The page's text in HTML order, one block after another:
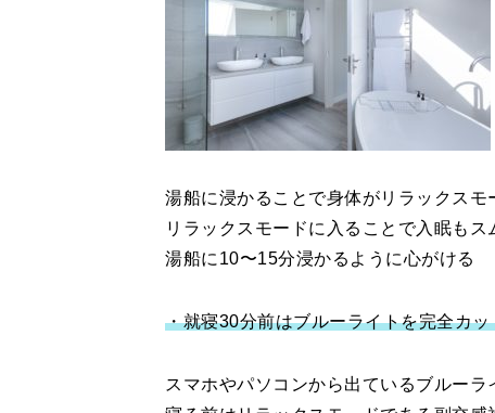
湯船に浸かることで身体がリラックス
リラックスモードに入ることで入眠もス
湯船に10〜15分浸かるように心がける
・就寝30分前はブルーライトを完全カッ
スマホやパソコンから出ているブルー